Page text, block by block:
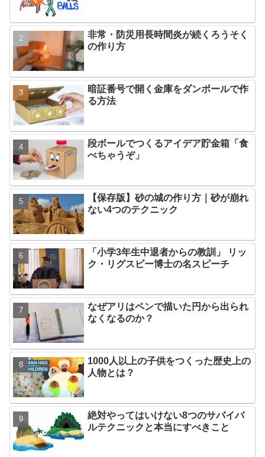
非常・防災用長時間炎が続くろうそく
の作り方
暗証番号で開く金庫をダンボールで作
る方法
段ボールでつくるアイデア貯金箱「食
べちゃうぞ」
【保存版】砂の城の作り方｜砂が崩れ
ない4つのテクニック
「小学3年生中退者からの教訓」 リッ
ク・リグスビー博士の名スピーチ
なぜアリはペンで描いた円から出られ
なくなるのか？
1000人以上の子供をつくった歴史上の
人物とは？
絶対やってはいけない8つのサバイバ
ルテクニックと本当にすべきこと